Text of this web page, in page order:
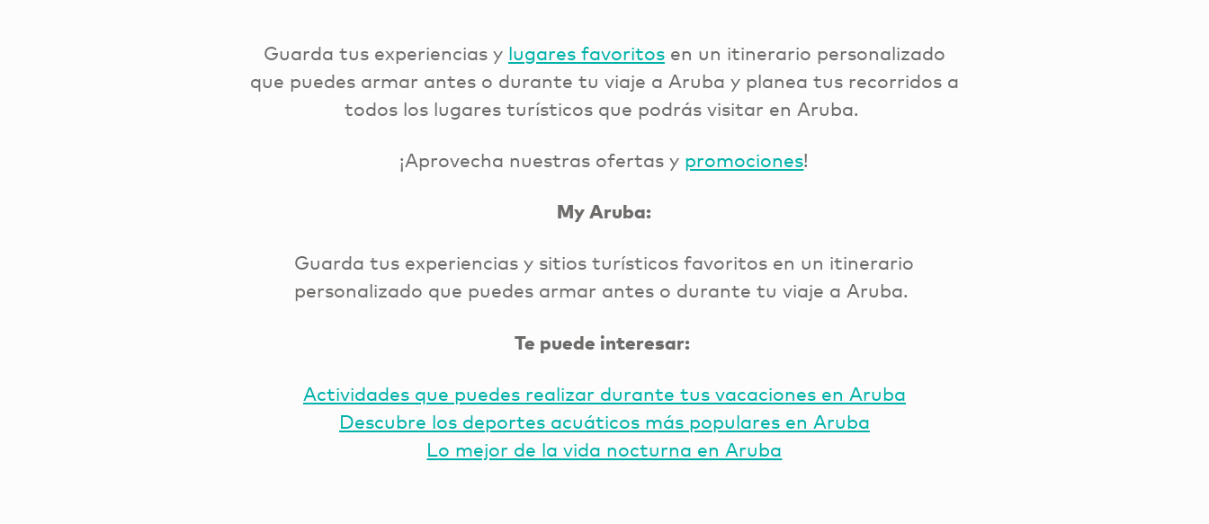
Guarda tus experiencias y lugares favoritosen un itinerario personalizado
que puedes armar antes o durante tu viaje a Aruba y planea tus recorridos a
todos los lugares turísticos que podrás visitar en Aruba.
¡Aprovecha nuestras ofertas y promociones!
My Aruba:
Guarda tus experiencias y sitios turísticos favoritos en un itinerario
personalizado que puedes armar antes o durante tu viaje a Aruba.
Te puede interesar:
Actividades que puedes realizar durante tus vacaciones en Aruba
Descubre los deportes acuáticos más populares en Aruba
Lo mejor de la vida nocturna en Aruba